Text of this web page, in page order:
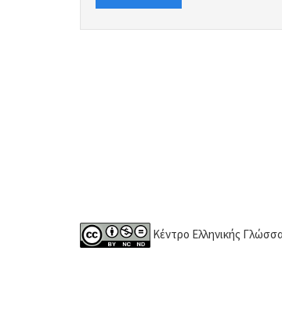
Κέντρο Ελληνικής